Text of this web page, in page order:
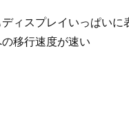
ディスプレイいっぱいに
移行速度が速い